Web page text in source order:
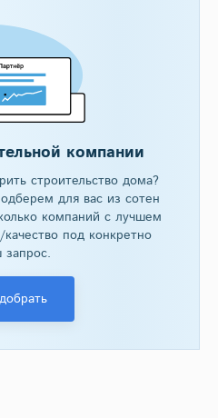
компании
строительство дома?
для вас из сотен
компаний с лучшем
под конкретно
запрос.